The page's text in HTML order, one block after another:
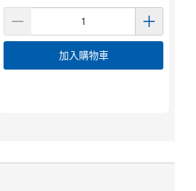
加入購物車